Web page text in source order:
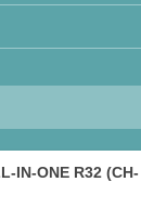
IN-ONE R32 (CH-